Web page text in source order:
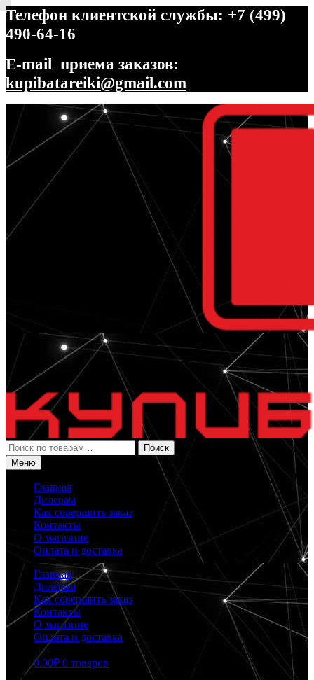
Телефон клиентской службы: +7 (499)
490-64-16
E-mail приема заказов:
kupibatareiki@gmail.com
Перейти
навигации
Перейти
содержимому
Искать:
Поиск
Меню
Главная
Дилерам
Как совершить заказ
Контакты
О магазине
Оплата и доставка
Главная
Дилерам
Как совершить заказ
Контакты
О магазине
Оплата и доставка
0.00₽ 0 товаров